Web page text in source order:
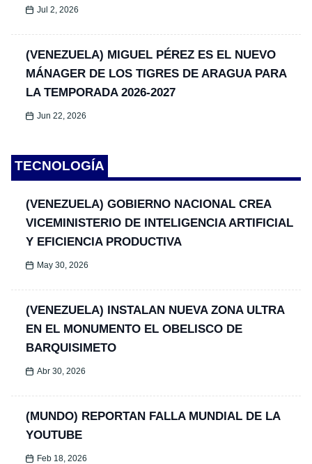
Jul 2, 2026
(VENEZUELA) MIGUEL PÉREZ ES EL NUEVO
MÁNAGER DE LOS TIGRES DE ARAGUA PARA
LA TEMPORADA 2026-2027
Jun 22, 2026
TECNOLOGÍA
(VENEZUELA) GOBIERNO NACIONAL CREA
VICEMINISTERIO DE INTELIGENCIA ARTIFICIAL
Y EFICIENCIA PRODUCTIVA
May 30, 2026
(VENEZUELA) INSTALAN NUEVA ZONA ULTRA
EN EL MONUMENTO EL OBELISCO DE
BARQUISIMETO
Abr 30, 2026
(MUNDO) REPORTAN FALLA MUNDIAL DE LA
YOUTUBE
Feb 18, 2026